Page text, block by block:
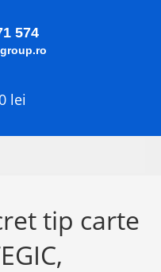
574
lei
tip carte